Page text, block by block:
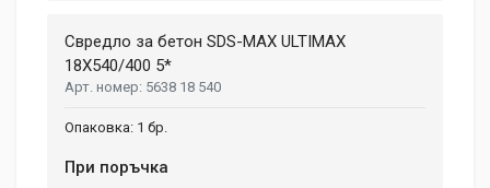
Свредло за бетон SDS-MAX ULTIMAX
18X540/400 5*
5638 18 540
1 бр.
При поръчка